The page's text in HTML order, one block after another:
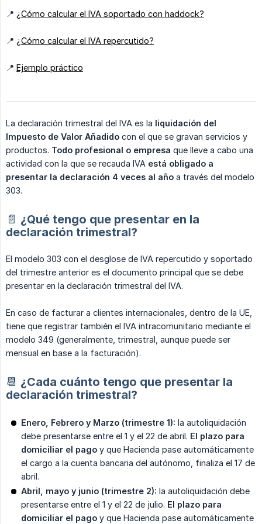
📍 ¿Cómo calcular el IVA soportado con haddock?
📍 ¿Cómo calcular el IVA repercutido?
📍 Ejemplo práctico
La declaración trimestral del IVA es la liquidación del
Impuesto de Valor Añadido con el que se gravan servicios y
productos. Todo profesional o empresa que lleve a cabo una
actividad con la que se recauda IVA está obligado a
presentar la declaración 4 veces al año a través del modelo
303.
📄 ¿Qué tengo que presentar en la
declaración trimestral?
El modelo 303 con el desglose de IVA repercutido y soportado
del trimestre anterior es el documento principal que se debe
presentar en la declaración trimestral del IVA.
En caso de facturar a clientes internacionales, dentro de la UE,
tiene que registrar también el IVA intracomunitario mediante el
modelo 349 (generalmente, trimestral, aunque puede ser
mensual en base a la facturación).
📆 ¿Cada cuánto tengo que presentar la
declaración trimestral?
Enero, Febrero y Marzo (trimestre 1): la autoliquidación
debe presentarse entre el 1 y el 22 de abril. El plazo para
domiciliar el pago y que Hacienda pase automáticamente
el cargo a la cuenta bancaria del autónomo, finaliza el 17 de
abril.
Abril, mayo y junio (trimestre 2): la autoliquidación debe
presentarse entre el 1 y el 22 de julio. El plazo para
domiciliar el pago y que Hacienda pase automáticamente